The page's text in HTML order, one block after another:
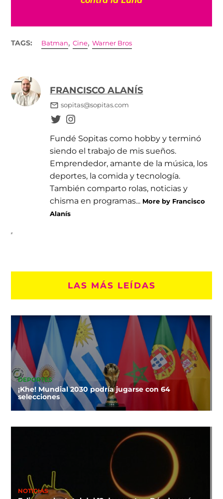
TAGS: Batman,Cine,Warner Bros
FRANCISCO ALANÍS
sopitas@sopitas.com
Fundé Sopitas como hobby y terminó
siendo el trabajo de mis sueños.
Emprendedor, amante de la música, los
deportes, la comida y tecnología.
También comparto rolas, noticias y
chisma en programas... More by Francisco
Alanís
LAS MÁS LEÍDAS
DEPORTES
¡Khe! Mundial 2030 podría jugarse con 64
selecciones
NOTICIAS